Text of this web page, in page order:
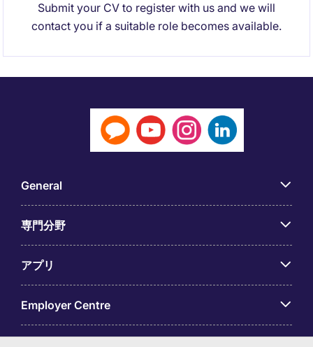
Submit your CV to register with us and we will
contact you if a suitable role becomes available.
General
専門分野
アプリ
Employer Centre